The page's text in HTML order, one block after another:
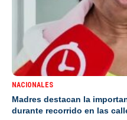
NACIONALES
Madres destacan la
durante recorrido en las